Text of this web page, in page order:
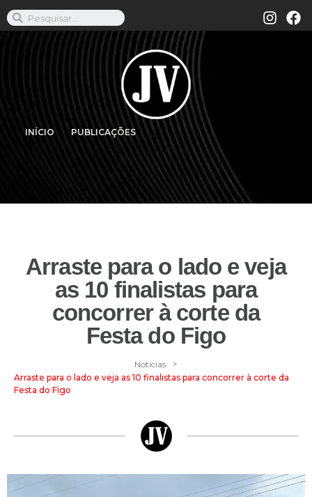
INÍCIO PUBLICAÇÕES
Arraste para o lado e veja
as 10 finalistas para
concorrer à corte da
Festa do Figo
Notícias >
Arraste para o lado e veja as 10 finalistas para concorrer à corte da
Festa do Figo